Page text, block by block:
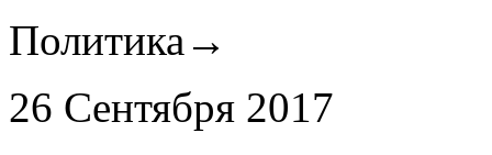
Политика →
26 Сентября 2017